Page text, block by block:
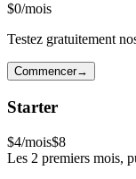
$0/mois
Testez gratuitement
Commencer→
Starter
$4/mois$8
Les 2 premiers mois,